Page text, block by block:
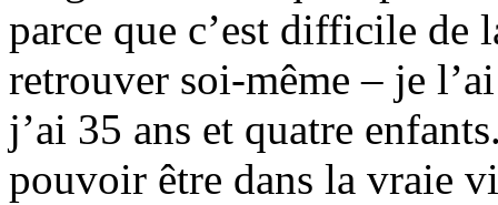
parce que c’est difficile de
retrouver soi-même – je
j’ai 35 ans et quatre
pouvoir être dans la vraie